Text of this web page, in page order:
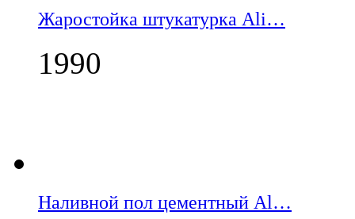
Жаростойка штукатурка Ali…
1990
Наливной пол цементный Al…